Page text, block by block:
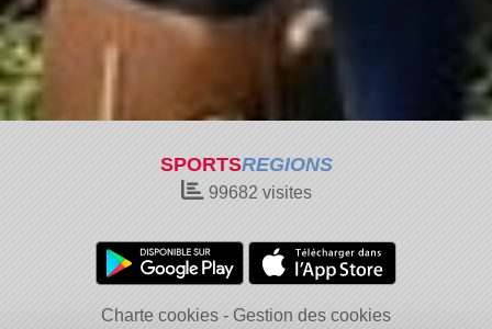
SPORTSREGIONS
99682 visites
Charte cookies Gestion des cookies